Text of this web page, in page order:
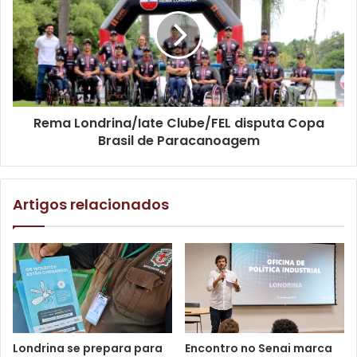
Sobre o Plano Diretor– Trata-se de um instrumento
básico da Política de Desenvolvimento Urbano e Expansão
Urbana preconizado pelos artigos 182 e 183 da
Constituição Federal e pela lei federal nº 10.257/2001
(Estatuto da Cidade). O objetivo principal do Plano Diretor
é direcionar as ações do poder público e da iniciativa
Rema Londrina/Iate Clube/FEL disputa Copa
Brasil de Paracanoagem
Artigos relacionados
Londrina se prepara para
Encontro no Senai marca